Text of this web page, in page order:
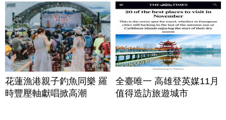
花蓮漁港親子釣魚同樂 羅
時豐壓軸獻唱掀高潮
全臺唯一 高雄登英媒11月
值得造訪旅遊城市